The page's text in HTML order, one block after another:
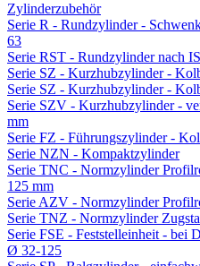
Zylinderzubehör
Serie R - Rundzylinder -
63
Serie RST - Rundzylinder nach
Serie SZ - Kurzhubzylinder -
Serie SZ - Kurzhubzylinder -
Serie SZV - Kurzhubzylinder -
mm
Serie FZ - Führungszylinder -
Serie NZN - Kompaktzylinder
Serie TNC - Normzylinder
125 mm
Serie AZV - Normzylinder
Serie TNZ - Normzylinder
Serie FSE - Feststelleinheit - bei
Ø 32-125